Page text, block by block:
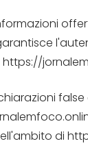
https://
di